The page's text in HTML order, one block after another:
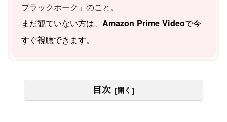
ブラックホーク」のこと。
まだ観ていない方は、 Amazon Prime Videoで今
すぐ視聴できます。
目次